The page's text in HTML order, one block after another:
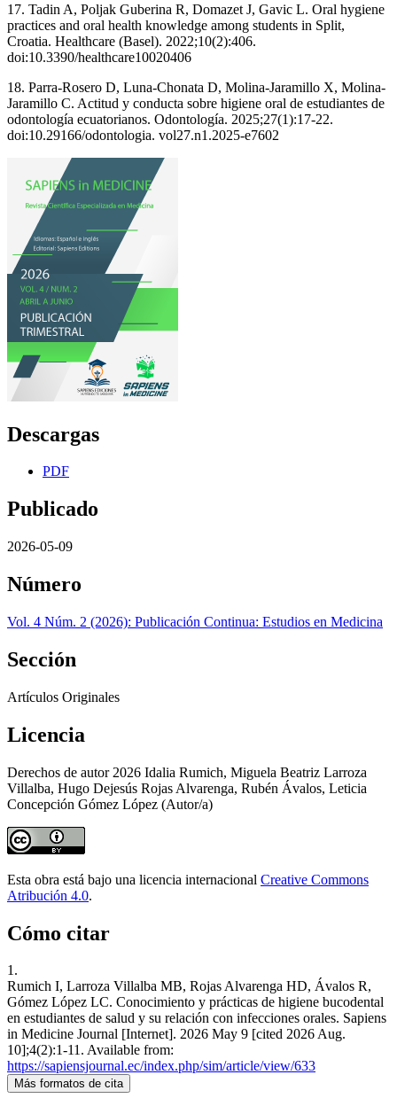
17. Tadin A, Poljak Guberina R, Domazet J, Gavic L. Oral hygiene
practices and oral health knowledge among students in Split,
Croatia. Healthcare (Basel). 2022;10(2):406.
doi:10.3390/healthcare10020406
18. Parra-Rosero D, Luna-Chonata D, Molina-Jaramillo X, Molina-
Jaramillo C. Actitud y conducta sobre higiene oral de estudiantes de
odontología ecuatorianos. Odontología. 2025;27(1):17-22.
doi:10.29166/odontologia. vol27.n1.2025-e7602
Descargas
PDF
Publicado
2026-05-09
Número
Vol. 4 Núm. 2 (2026): Publicación Continua: Estudios en Medicina
Sección
Artículos Originales
Licencia
Derechos de autor 2026 Idalia Rumich, Miguela Beatriz Larroza
Villalba, Hugo Dejesús Rojas Alvarenga, Rubén Ávalos, Leticia
Concepción Gómez López (Autor/a)
Esta obra está bajo una licencia internacional Creative Commons
Atribución 4.0.
Cómo citar
1.
Rumich I, Larroza Villalba MB, Rojas Alvarenga HD, Ávalos R,
Gómez López LC. Conocimiento y prácticas de higiene bucodental
en estudiantes de salud y su relación con infecciones orales. Sapiens
in Medicine Journal [Internet]. 2026 May 9 [cited 2026 Aug.
10];4(2):1-11. Available from:
https://sapiensjournal.ec/index.php/sim/article/view/633
Más formatos de cita